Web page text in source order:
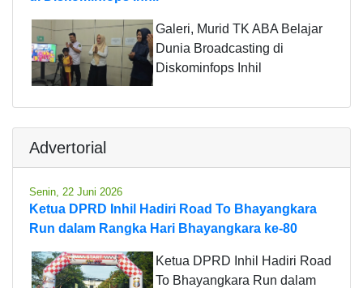
Galeri, Murid TK ABA Belajar
Dunia Broadcasting di
Diskominfops Inhil
Advertorial
Senin, 22 Juni 2026
Ketua DPRD Inhil Hadiri Road To Bhayangkara
Run dalam Rangka Hari Bhayangkara ke-80
Ketua DPRD Inhil Hadiri Road
To Bhayangkara Run dalam